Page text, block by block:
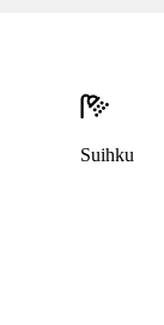
Suihku